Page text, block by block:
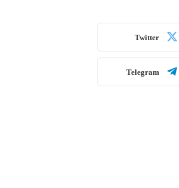
Twitter
Telegram